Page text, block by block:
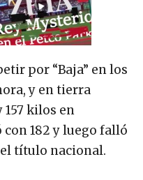
por “Baja” en los
y en tierra
157 kilos en
182 y luego falló
el título nacional.